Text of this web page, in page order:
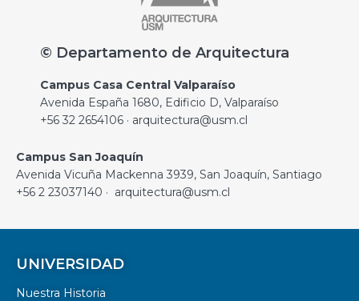
© Departamento de Arquitectura
Campus Casa Central Valparaíso
Avenida España 1680, Edificio D, Valparaíso
+56 32 2654106 · arquitectura@usm.cl
Campus San Joaquín
Avenida Vicuña Mackenna 3939, San Joaquín, Santiago
+56 2 23037140 · arquitectura@usm.cl
UNIVERSIDAD
Nuestra Historia